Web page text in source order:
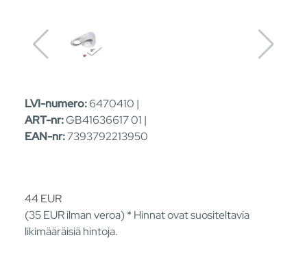
LVI-numero:6470410 |
ART-nr:GB41636617 01 |
EAN-nr:7393792213950
44EUR
(35EURilman veroa) * Hinnat ovat suositeltavia
likimääräisiä hintoja.